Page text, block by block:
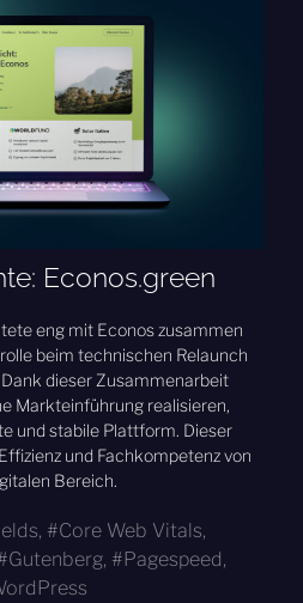
Econos.green
eng mit Econos zusammen
beim technischen Relaunch
dieser Zusammenarbeit
Markteinführung realisieren,
und stabile Plattform. Dieser
und Fachkompetenz von
Bereich.
, Core Web Vitals,
Gutenberg, Pagespeed,